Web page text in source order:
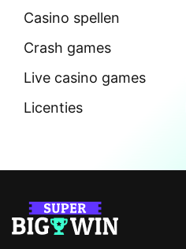
Casino spellen
Crash games
Live casino games
Licenties